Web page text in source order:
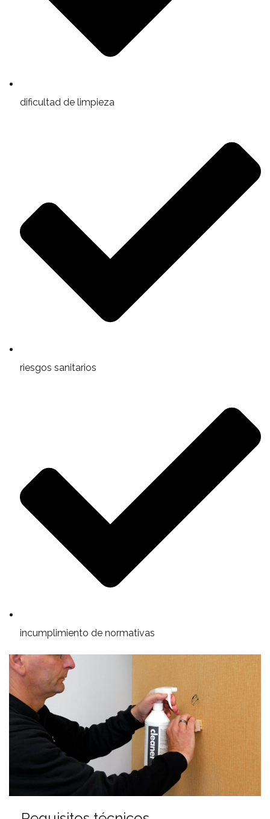
dificultad de limpieza
riesgos sanitarios
incumplimiento de normativas